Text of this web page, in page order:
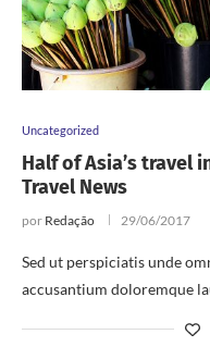
Uncategorized
Half of Asia’s travel
Travel News
por Redação 29/06/2017
Sed ut perspiciatis unde
accusantium doloremque